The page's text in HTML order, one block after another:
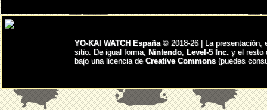
YO-KAI WATCH España © 2018-26 | La presentación,
sitio. De igual forma, Nintendo, Level-5 Inc. y el resto
bajo una licencia de Creative Commons(puedes